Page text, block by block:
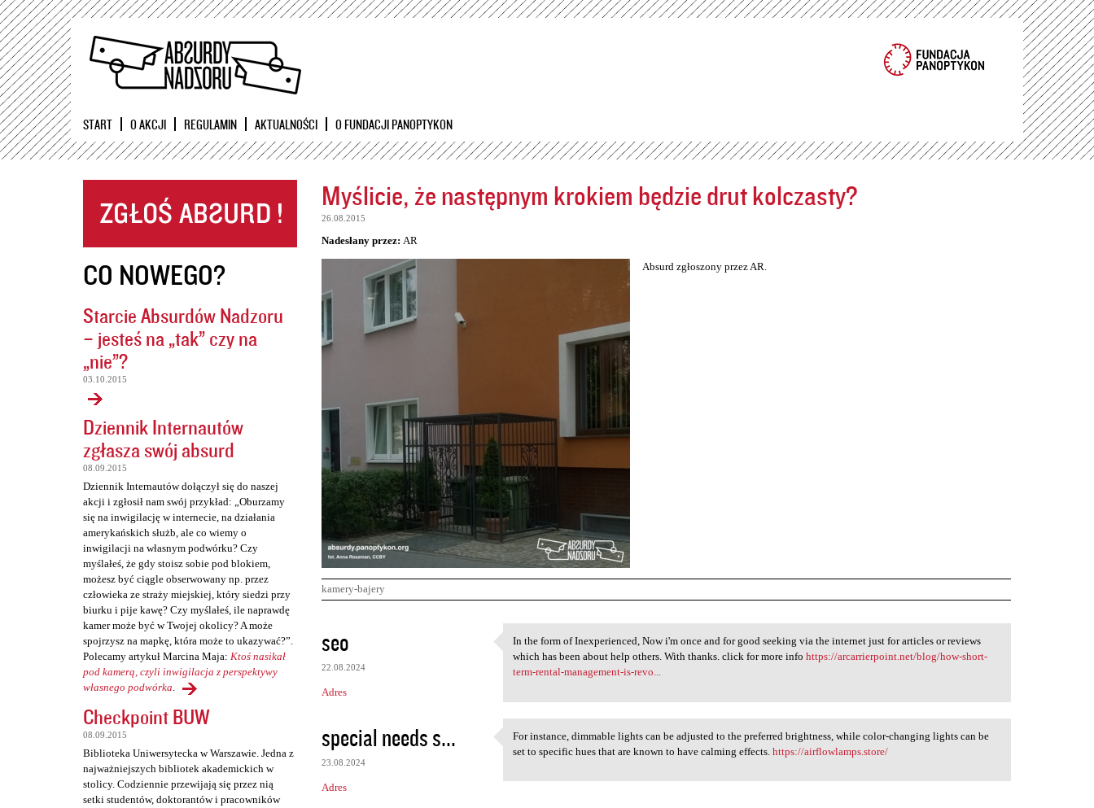
Przejdź
START O AKCJI REGULAMIN AKTUALNOŚCI O FUNDACJI PANOPTYKON
CO NOWEGO?
Starcie Absurdów Nadzoru
– jesteś na „tak” czy na
„nie”?
03.10.2015
Dziennik Internautów
zgłasza swój absurd
08.09.2015
Dziennik Internautów dołączył się do naszej
akcji i zgłosił nam swój przykład: „Oburzamy
się na inwigilację w internecie, na działania
amerykańskich służb, ale co wiemy o
inwigilacji na własnym podwórku? Czy
myślałeś, że gdy stoisz sobie pod blokiem,
możesz być ciągle obserwowany np. przez
człowieka ze straży miejskiej, który siedzi przy
biurku i pije kawę? Czy myślałeś, ile naprawdę
kamer może być w Twojej okolicy? A może
spojrzysz na mapkę, która może to ukazywać?”.
Polecamy artykuł Marcina Maja: Ktoś nasikał
pod kamerą, czyli inwigilacja z perspektywy
własnego podwórka.
Checkpoint BUW
08.09.2015
Biblioteka Uniwersytecka w Warszawie. Jedna z
najważniejszych bibliotek akademickich w
stolicy. Codziennie przewijają się przez nią
setki studentów, doktorantów i pracowników
Myślicie, że następnym krokiem będzie drut kolczasty?
26.08.2015
Nadesłany przez: AR
Absurd zgłoszony przez AR.
kamery-bajery
K
o
m
e
t
a
r
seo
22.08.2024
Adres
In the form of Inexperienced,
In the form of Inexperienced, Now i'm once and for good seeking via the internet just for articles or reviews
which has been about help others. With thanks. click for more infohttps://arcarrierpoint.net/blog/how-short-
term-rental-management-is-revo...
special needs s...
23.08.2024
Adres
For instance, dimmable lights
For instance, dimmable lights can be adjusted to the preferred brightness, while color-changing lights can be
set to specific hues that are known to have calming effects.https://airflowlamps.store/